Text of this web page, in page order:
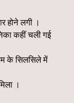
होने लगी ।
कहीं चली गई
के सिलसिले में
।